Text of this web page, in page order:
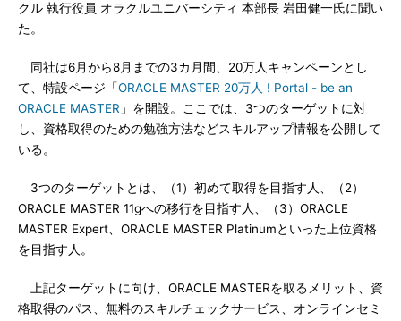
クル 執行役員 オラクルユニバーシティ 本部長 岩田健一氏に聞い
た。
同社は6月から8月までの3カ月間、20万人キャンペーンとし
て、特設ページ「ORACLE MASTER 20万人 ! Portal - be an
ORACLE MASTER 」を開設。ここでは、3つのターゲットに対
し、資格取得のための勉強方法などスキルアップ情報を公開して
いる。
3つのターゲットとは、（1）初めて取得を目指す人、（2）
ORACLE MASTER 11gへの移行を目指す人、（3）ORACLE
MASTER Expert、ORACLE MASTER Platinumといった上位資格
を目指す人。
上記ターゲットに向け、ORACLE MASTERを取るメリット、資
格取得のパス、無料のスキルチェックサービス、オンラインセミ